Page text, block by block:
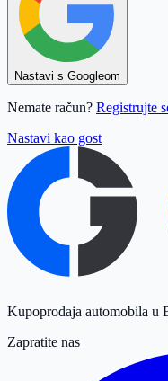
Nastavi s Googleom
Nemate račun? Registrujte
Nastavi kao gost
Kupoprodaja automobila u
Zapratite nas